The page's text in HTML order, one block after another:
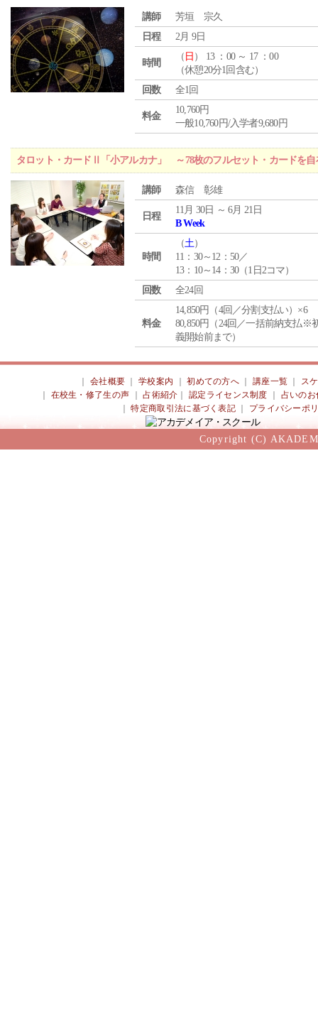
講師
芳垣 宗久
日程
2月 9日
時間
（ 日 ） 13 ：00 ～ 17 ：00
（休憩20分1回含む）
回数
全1回
料金
10,760円
一般10,760円/入学者9,680円
タロット・カードⅡ「小アルカナ」 ～78枚のフルセット・カードを自
講師 森信 彰雄
日程
11月 30日 ～ 6月 21日
B Week
時間
（土）
11：30～12：50／
13：10～14：30（1日2コマ）
回数
全24回
料金
14,850円（4回／分割支払い）×6
80,850円（24回／一括前納支払※
義開始前まで）
会社概要 ｜学校案内 ｜初めての方へ 講座一覧
ス
在校生・修了生の声 ｜占術紹介 ｜認定ライセンス制度
占いのお
｜特定商取引法に基づく表記 プライバシーポ
Copyright (C)